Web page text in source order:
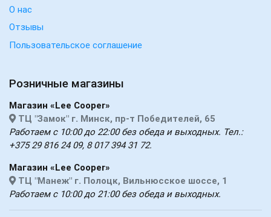
О нас
Отзывы
Пользовательское соглашение
Розничные магазины
Магазин «Lee Cooper»
ТЦ "Замок" г. Минск, пр-т Победителей, 65
Работаем с 10:00 до 22:00 без обеда и выходных. Тел.:
+375 29 816 24 09, 8 017 394 31 72.
Магазин «Lee Cooper»
ТЦ "Манеж" г. Полоцк, Вильнюсское шоссе, 1
Работаем с 10:00 до 21:00 без обеда и выходных.